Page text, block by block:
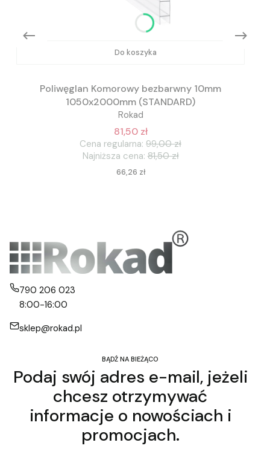
Do koszyka
Poliwęglan Komorowy bezbarwny 10mm
1050x2000mm (STANDARD)
Rokad
81,50 zł
Cena regularna: 99,00 zł
Najniższa cena: 81,50 zł
Cena
66,26 zł
790 206 023
8:00-16:00
sklep@rokad.pl
BĄDŹ NA BIEŻĄCO
Podaj swój adres e-mail, jeżeli
chcesz otrzymywać
informacje o nowościach i
promocjach.